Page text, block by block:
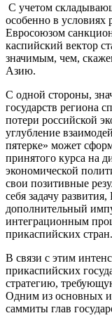
С учетом
особенно в
Евросоюзом
каспийский вектор
значимым, чем,
С одной стороны,
государств региона
потери российской
углубление
пятерке» может
принятого курса на
экономической
свои позитивные
себя задачу
дополнительный
интеграционным
прикаспийских стран.
В связи с этим
прикаспийских
стратегию,
Одним из основных
саммиты глав